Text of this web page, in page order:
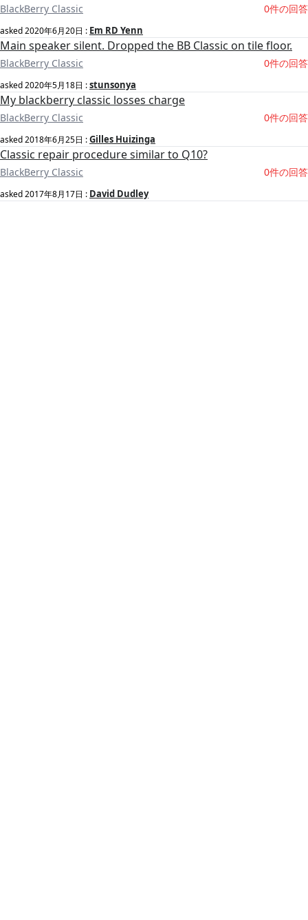
BlackBerry Classic 0件の回答
asked2020年6月20日 : Em RD Yenn
Main speaker silent. Dropped the BB Classic on tile floor.
BlackBerry Classic 0件の回答
asked2020年5月18日 :stunsonya
My blackberry classic losses charge
BlackBerry Classic 0件の回答
asked2018年6月25日 :Gilles Huizinga
Classic repair procedure similar to Q10?
BlackBerry Classic 0件の回答
asked2017年8月17日 : David Dudley